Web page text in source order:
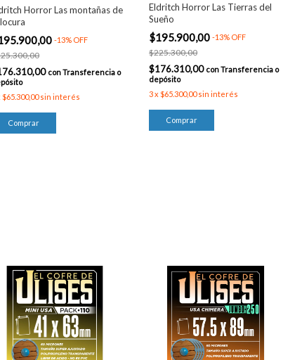
Horror Las montañas de
-13% OFF
conTransferencia o
$65.300,00 sin interés
Eldritch Horror Las Tierras del
Sueño
$195.900,00 -13% OFF
$225.300,00
$176.310,00 conTransferencia o
depósito
3x $65.300,00 sin interés